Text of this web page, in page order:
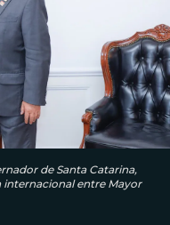
de Santa Catarina,
entre Mayor